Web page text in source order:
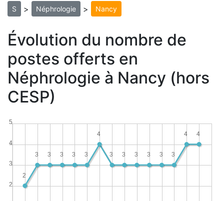
S > Néphrologie > Nancy
Évolution du nombre de
postes offerts en
Néphrologie à Nancy (hors
CESP)
2
3
4
5
4
4
3
3
3
3
3
3
4
3
3
3
3
3
2